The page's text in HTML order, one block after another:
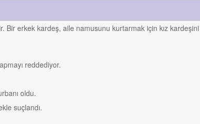
Bir erkek kardeş, aile namusunu kurtarmak için kız
reddediyor.
oldu.
suçlandı.